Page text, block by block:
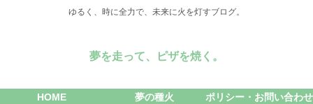
ゆるく、時に全力で、未来に火を灯すブログ。
夢を走って、ピザを焼く。
HOME 夢の種火 ポリシー・お問い合わせ